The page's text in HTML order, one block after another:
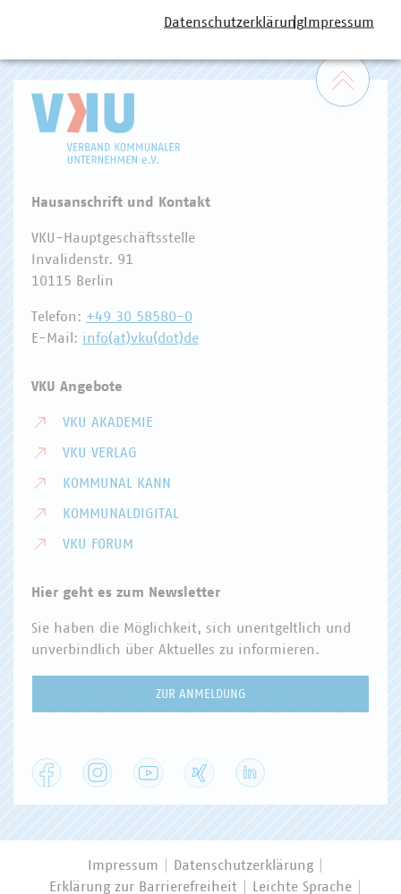
WASSER/ABWASSERDIGITALISIERUNG/TKABFALLWIRTSCHAFT
RECHT
Zum
Hausanschrift und Kontakt
VKU-Hauptgeschäftsstelle
Invalidenstr. 91
10115 Berlin
Telefon: +49 30 58580-0
E-Mail: info(at)vku(dot)de
VKU Angebote
VKU AKADEMIE
VKU VERLAG
KOMMUNAL KANN
KOMMUNALDIGITAL
VKU FORUM
Hier geht es zum Newsletter
Sie haben die Möglichkeit, sich unentgeltlich und
unverbindlich über Aktuelles zu informieren.
ZUR ANMELDUNG
Facebook Instagram YouTube
Impressum
Datenschutzerklärung
Erklärung zur Barrierefreiheit
Leichte Sprache
DatenschutzerklärungImpressum